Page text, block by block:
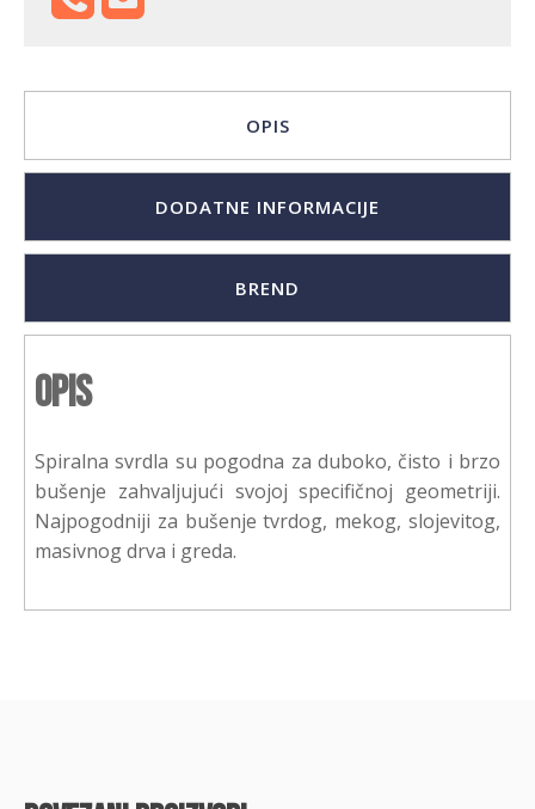
OPIS
DODATNE INFORMACIJE
BREND
Opis
Spiralna svrdla su pogodna za duboko, čisto i brzo
bušenje zahvaljujući svojoj specifičnoj geometriji.
Najpogodniji za bušenje tvrdog, mekog, slojevitog,
masivnog drva i greda.